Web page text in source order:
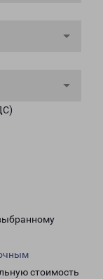
стоимость